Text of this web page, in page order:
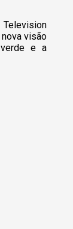
Television
visão
e a